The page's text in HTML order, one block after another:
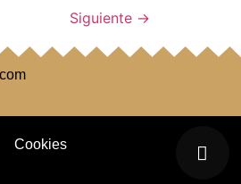
Siguiente →
Cookies